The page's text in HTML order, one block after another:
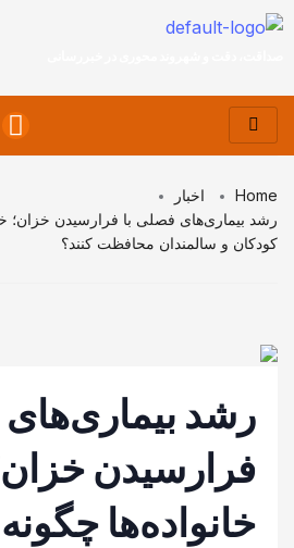
Home
اخبار
رشد بیماری‌های فصلی با فرارسیدن خزان؛
کودکان و سالمندان محافظت کنند؟
رشد بیماری‌های
فرارسیدن
خانواده‌ها